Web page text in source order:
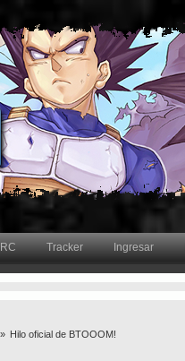
IRC Tracker Ingresar
» Hilo oficial de BTOOOM!